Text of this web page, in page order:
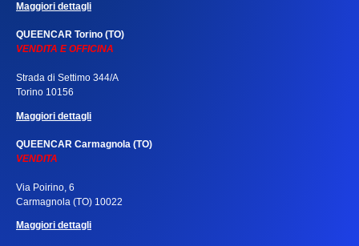
Maggiori dettagli
QUEENCAR Torino (TO)
VENDITA E OFFICINA
Strada di Settimo 344/A
Torino 10156
Maggiori dettagli
QUEENCAR Carmagnola (TO)
VENDITA
Via Poirino, 6
Carmagnola (TO) 10022
Maggiori dettagli